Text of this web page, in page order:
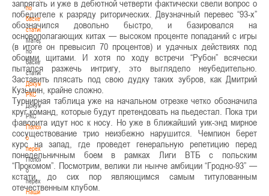
по
баскетбольной
статистике
Материалы
по
баскетбольной
статистике
Документы
РКС
Документы
РКС
Положение
о
переходах
Положение
о
переходах
Наши
запрягать и уже в дебютной четверти фактически свели вопрос о
победителе к разряду риторических. Двузначный перевес “93-х”
обозначился довольно быстро, и базировался на
основополагающих китах — высоком проценте попаданий с игры
(в итоге он превысил 70 процентов) и удачных действиях под
обоими щитами. И хотя по ходу встречи “Рубон” всячески
пытался разжечь интригу, это выглядело неубедительно.
Заставить плясать под свою дудку таких зубров, как Дмитрий
Кузьмин, крайне сложно.
Турнирная таблица уже на начальном отрезке четко обозначила
круг команд, которые будут претендовать на пьедестал. Пока три
фаворита идут нос к носу. Но уже в ближайший уик-энд мирное
сосуществование трио неизбежно нарушится. Чемпион берет
курс на запад, где проведет генеральную репетицию перед
понедельничным боем в рамках Лиги ВТБ с польским
“Прокомом”. Посмотрим, велики ли нынче амбиции “Гродно-93” —
кстати, до сих пор являющимся самым титулованным
отечественным клубом.